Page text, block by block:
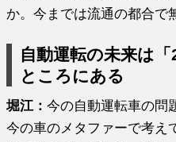
か。今までは流通の都合で
自動運転の未来は
ところにある
堀江 ：今の自動運転車の問
今の車のメタファーで考え